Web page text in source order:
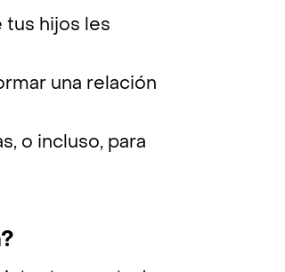
tus hijos les
una relación
o incluso, para